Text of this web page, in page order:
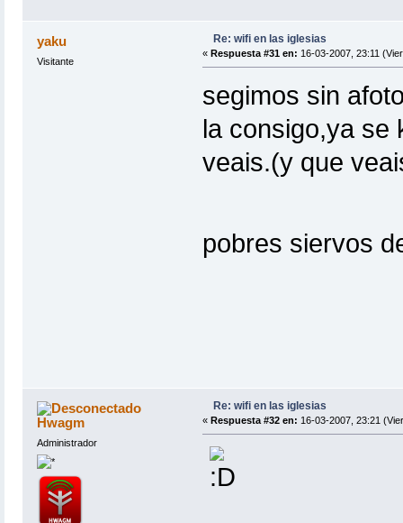
yaku
Visitante
Re: wifi en las iglesias
« Respuesta #31 en: 16-03-2007, 23:11
segimos sin
la consigo,ya se
veais.(y que
pobres siervos
Hwagm
Administrador
Re: wifi en las iglesias
« Respuesta #32 en: 16-03-2007, 23:21